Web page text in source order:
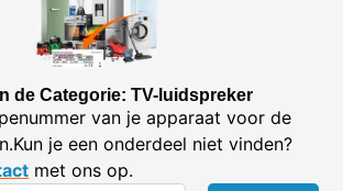
de Categorie: TV-luidspreker
van je apparaat voor de
je een onderdeel niet vinden?
met ons op.